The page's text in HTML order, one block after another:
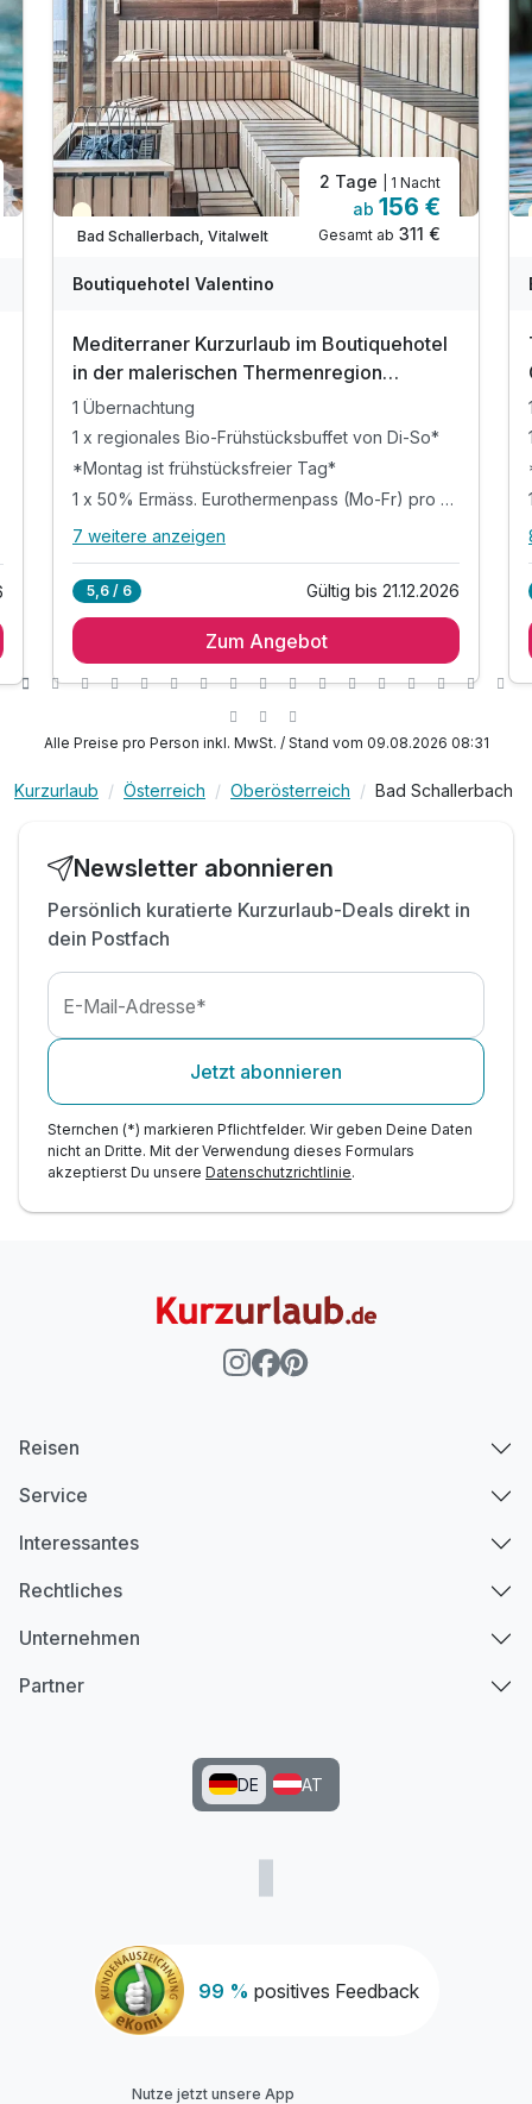
Teilweise ausgelastet
Bad Schallerbach, Vitalwelt
2 Tage | 1 Nacht
ab 156 €
Gesamt ab 311 €
Boutiquehotel Valentino
Mediterraner Kurzurlaub im Boutiquehotel
in der malerischen Thermenregion
Oberösterreich | 1 Nacht
1 Übernachtung
1 x regionales Bio-Frühstücksbuffet von Di-So*
*Montag ist frühstücksfreier Tag*
1 x 50% Ermäss. Eurothermenpass (Mo-Fr) pro Erw.
Alle Inklusivleistungen
1 x regionales Bio-Frühstücksbuffet von Di-So*
inkl. Erfrischungstheke mit frischem Quellwasser
inkl. kostenfreie öffentl. Parkplätze 200m weiter
inkl. W-LAN-Nutzung im Hotel
Tipp: Hotel ist gegenüber der Therme entfernt
***BEACHTEN SIE DAS BEMERKUNGSFELD***
7 weitere anzeigen
5,6 / 6 Gültig bis 21.12.2026
Zum Angebot
Alle Preise pro Person inkl. MwSt. / Stand vom 09.08.2026 08:31
Kurzurlaub Österreich Oberösterreich Bad Schallerbach
Newsletter abonnieren
Persönlich kuratierte Kurzurlaub-Deals direkt in
dein Postfach
E-Mail-Adresse*
Jetzt abonnieren
Sternchen (*) markieren Pflichtfelder. Wir geben Deine Daten
nicht an Dritte. Mit der Verwendung dieses Formulars
akzeptierst Du unsere Datenschutzrichtlinie.
99 % positives Feedback
Reisen
Service
Interessantes
Rechtliches
Unternehmen
Partner
DE AT
Nutze jetzt unsere App